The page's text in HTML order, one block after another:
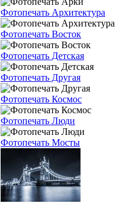
Фотопечать Архитектура
Фотопечать Восток
Фотопечать Детская
Фотопечать Другая
Фотопечать Космос
Фотопечать Люди
Фотопечать Мосты